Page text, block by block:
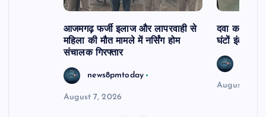
आजमगढ़ फर्जी इलाज और लापरवाही से
महिला की मौत मामले में नर्सिंग होम
संचालक गिरफ्तार
news8pmtoday
August 7, 2026
दवा कक्ष में
घंटों इंतजार
August 6,